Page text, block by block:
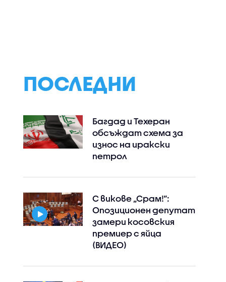
ПОСЛЕДНИ
Багдад и Техеран
обсъждат схема за
износ на иракски
петрол
С викове „Срам!“:
Опозиционен депутат
замери косовския
премиер с яйца
(ВИДЕО)